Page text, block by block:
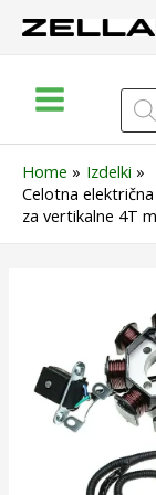
Menu
search
Home
Izdelki
Celotna
za vertikalne 4T
ATV
150cc–